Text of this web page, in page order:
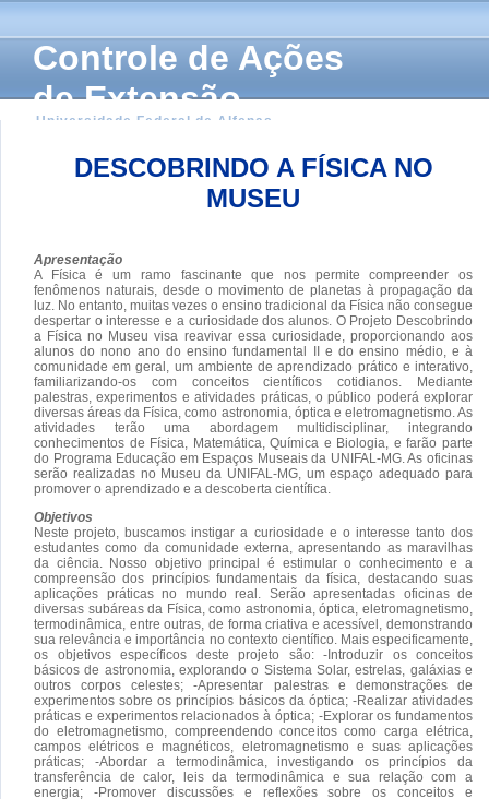
Controle de Ações
de Extensão
Universidade Federal de Alfenas
DESCOBRINDO A FÍSICA NO
MUSEU
Apresentação
A Física é um ramo fascinante que nos permite compreender os
fenômenos naturais, desde o movimento de planetas à propagação da
luz. No entanto, muitas vezes o ensino tradicional da Física não consegue
despertar o interesse e a curiosidade dos alunos. O Projeto Descobrindo
a Física no Museu visa reavivar essa curiosidade, proporcionando aos
alunos do nono ano do ensino fundamental II e do ensino médio, e à
comunidade em geral, um ambiente de aprendizado prático e interativo,
familiarizando-os com conceitos científicos cotidianos. Mediante
palestras, experimentos e atividades práticas, o público poderá explorar
diversas áreas da Física, como astronomia, óptica e eletromagnetismo. As
atividades terão uma abordagem multidisciplinar, integrando
conhecimentos de Física, Matemática, Química e Biologia, e farão parte
do Programa Educação em Espaços Museais da UNIFAL-MG. As oficinas
serão realizadas no Museu da UNIFAL-MG, um espaço adequado para
promover o aprendizado e a descoberta científica.
Objetivos
Neste projeto, buscamos instigar a curiosidade e o interesse tanto dos
estudantes como da comunidade externa, apresentando as maravilhas
da ciência. Nosso objetivo principal é estimular o conhecimento e a
compreensão dos princípios fundamentais da física, destacando suas
aplicações práticas no mundo real. Serão apresentadas oficinas de
diversas subáreas da Física, como astronomia, óptica, eletromagnetismo,
termodinâmica, entre outras, de forma criativa e acessível, demonstrando
sua relevância e importância no contexto científico. Mais especificamente,
os objetivos específicos deste projeto são: -Introduzir os conceitos
básicos de astronomia, explorando o Sistema Solar, estrelas, galáxias e
outros corpos celestes; -Apresentar palestras e demonstrações de
experimentos sobre os princípios básicos da óptica; -Realizar atividades
práticas e experimentos relacionados à óptica; -Explorar os fundamentos
do eletromagnetismo, compreendendo conceitos como carga elétrica,
campos elétricos e magnéticos, eletromagnetismo e suas aplicações
práticas; -Abordar a termodinâmica, investigando os princípios da
transferência de calor, leis da termodinâmica e sua relação com a
energia; -Promover discussões e reflexões sobre os conceitos e